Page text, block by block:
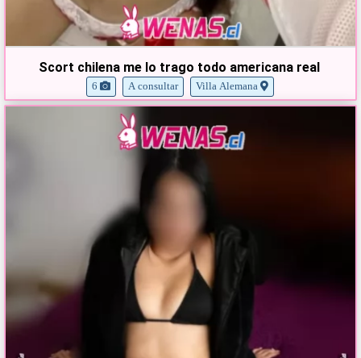
Scort chilena me lo trago todo americana real
6 A consultar Villa Alemana